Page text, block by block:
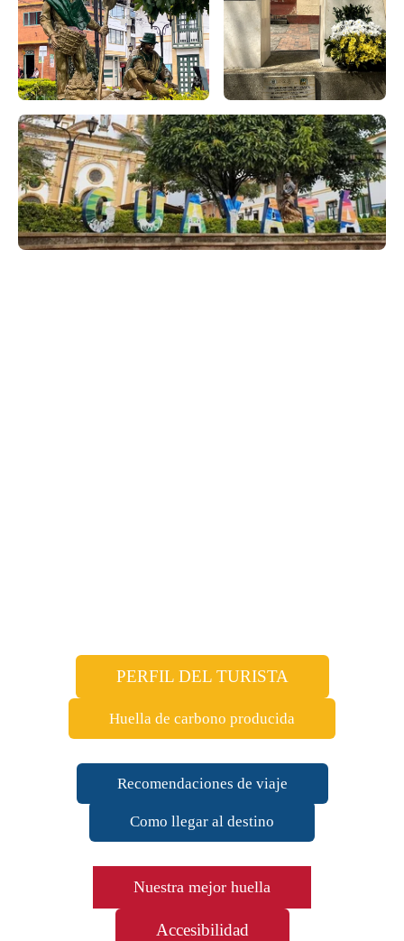
PERFIL DEL TURISTA
Huella de carbono producida
Recomendaciones de viaje
Como llegar al destino
Nuestra mejor huella
Accesibilidad